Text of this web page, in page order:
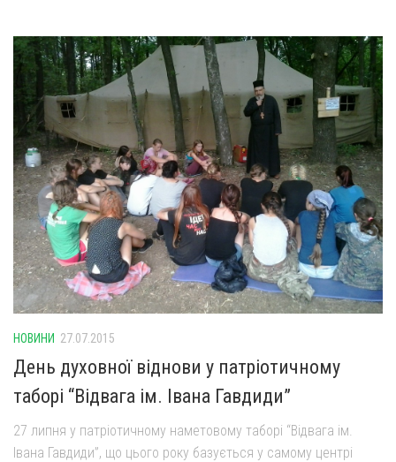
НОВИНИ 27.07.2015
День духовної віднови у патріотичному
таборі “Відвага ім. Івана Гавдиди”
27 липня у патріотичному наметовому таборі “Відвага ім.
Івана Гавдиди”, що цього року базується у самому центрі